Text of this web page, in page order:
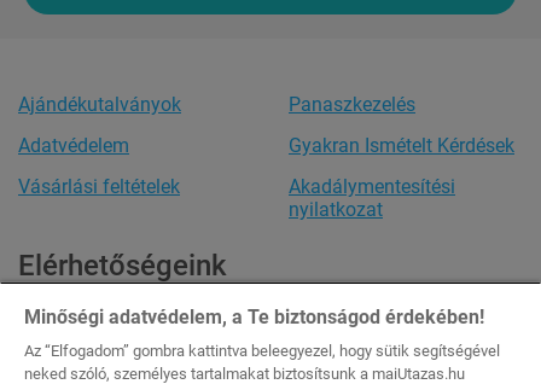
Ajándékutalványok
Adatvédelem
Vásárlási feltételek
Panaszkezelés
Gyakran Ismételt Kérdések
Akadálymentesítési
nyilatkozat
Elérhetőségeink
Ügyfélszolgálat
Minden nap: 8:00-20:00
Tel.:+36 20 444 1484
Minőségi adatvédelem, a Te biztonságod érdekében!
Az “Elfogadom” gombra kattintva beleegyezel, hogy sütik segítségével
neked szóló, személyes tartalmakat biztosítsunk a maiUtazas.hu